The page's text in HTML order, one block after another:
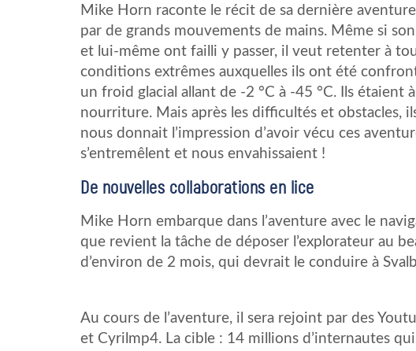
Mike Horn raconte le récit de sa dernière
par de grands mouvements de mains. Même si
et lui-même ont failli y passer, il veut retenter à
conditions extrêmes auxquelles ils ont été
un froid glacial allant de -2 °C à -45 °C. Ils
nourriture. Mais après les difficultés et obstacles,
nous donnait l’impression d’avoir vécu ces
s’entremêlent et nous envahissaient !
De nouvelles collaborations en lice
Mike Horn embarque dans l’aventure avec le
que revient la tâche de déposer l’explorateur au
d’environ de 2 mois, qui devrait le conduire à
Au cours de l’aventure, il sera rejoint par des
et Cyrilmp4. La cible : 14 millions d’internautes